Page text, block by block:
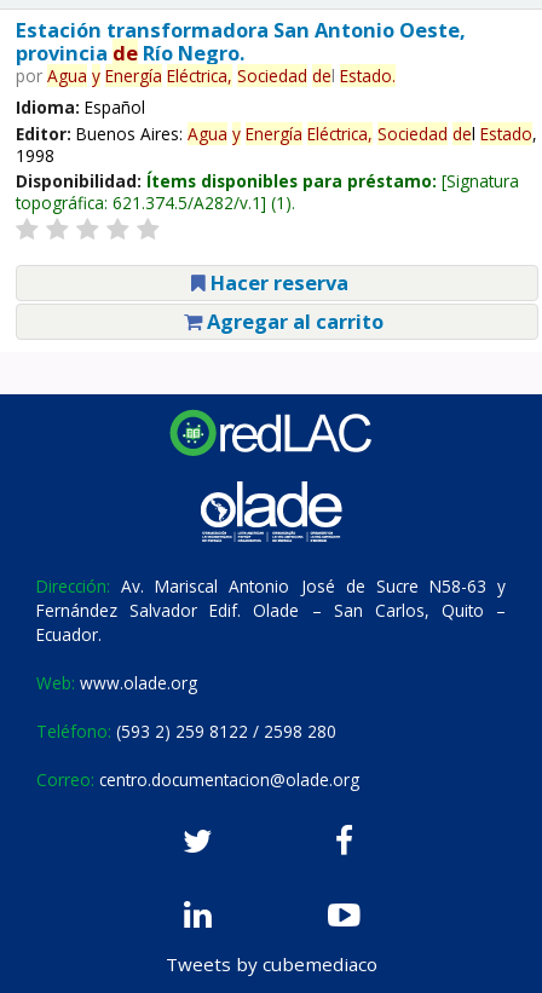
Estación transformadora San Antonio Oeste,
provincia deRío Negro.
por Agua y Energía Eléctrica, Sociedad del Estado.
Idioma: Español
Editor: Buenos Aires: Agua y Energía Eléctrica, Sociedad del Estado,
1998
Disponibilidad: Ítems disponibles para préstamo: Signatura
topográfica: 621.374.5/A282/v.1 (1).
Hacer reserva
Agregar al carrito
Dirección: Av. Mariscal Antonio José de Sucre N58-63 y
Fernández Salvador Edif. Olade – San Carlos, Quito –
Ecuador.
Web: www.olade.org
Teléfono: (593 2) 259 8122 / 2598 280
Correo: centro.documentacion@olade.org
Tweets by cubemediaco